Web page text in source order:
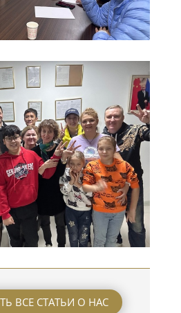
ВСЕ СТАТЬИ О НАС